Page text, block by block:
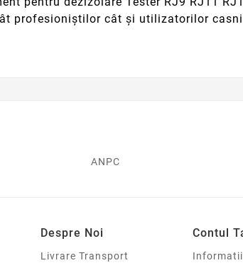
profesioniștilor cât și utilizatorilor
ANPC
Despre Noi
Livrare Transport
Contul